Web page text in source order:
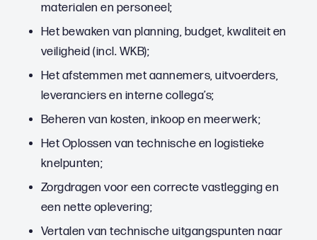
materialen en personeel;
Het bewaken van planning, budget, kwaliteit en
veiligheid (incl. WKB);
Het afstemmen met aannemers, uitvoerders,
leveranciers en interne collega’s;
Beheren van kosten, inkoop en meerwerk;
Het Oplossen van technische en logistieke
knelpunten;
Zorgdragen voor een correcte vastlegging en
een nette oplevering;
Vertalen van technische uitgangspunten naar